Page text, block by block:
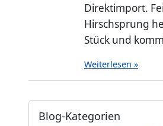
Direktimport.
Hirschsprung
Stück und
Weiterlesen »
Blog-Kategorien